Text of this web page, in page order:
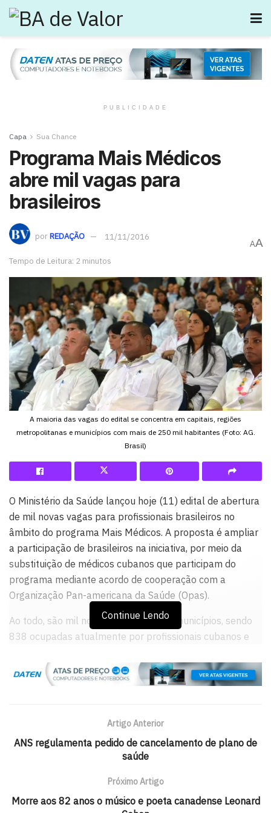
PUBLICIDADE
Capa Sua Chance
Programa Mais Médicos
abre mil vagas para
brasileiros
porREDAÇÃO 11/11/2016
Tempo de Leitura: 2 minutos
AA
A maioria das vagas do edital se concentra em capitais, regiões
metropolitanas e municípios com mais de 250 mil habitantes (Foto: AG.
Brasil)
O Ministério da Saúde lançou hoje (11) edital de abertura
de mil novas vagas para profissionais brasileiros no
âmbito do programa Mais Médicos. A proposta é ampliar
a participação de brasileiros na iniciativa, por meio da
substituição de médicos cubanos que participam do
programa mediante acordo de cooperação com a
Organização Pan-americana da Saúde (Opas).
Ao todo, são mil novas vagas em 462 municípios, sendo
838 ocupadas atualmente por profissionais cubanos e
do governo é substituir 4 mil médicos cooperados em
três anos, reduzindo de 11,4 mil para 7,4 mil o número de
A maioria das vagas do edital se concentra em capitais,
habitantes. Ainda de acordo com a publicação, médicos
brasileiros terão 15 dias para permutar sua vaga com
Continue Lendo
Artigo Anterior
ANS regulamenta pedido de cancelamento de plano de
saúde
Próximo Artigo
Morre aos 82 anos o músico e poeta canadense Leonard